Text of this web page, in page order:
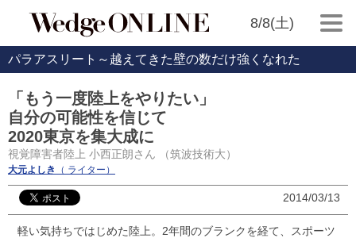
8/8(土)
パラアスリート～越えてきた壁の数だけ強くなれた
「もう一度陸上をやりたい」
自分の可能性を信じて
2020東京を集大成に
視覚障害者陸上 小西正朗さん （筑波技術大）
大元よしき （ ライター）
2014/03/13
軽い気持ちではじめた陸上。2年間のブランクを経て、スポーツ